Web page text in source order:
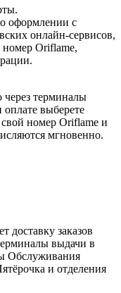
оформлении с
онлайн-сервисов,
номер Oriflame,
терминалы
выберете
номер Oriflame и
мгновенно.
доставку заказов
выдачи в
Обслуживания
и отделения